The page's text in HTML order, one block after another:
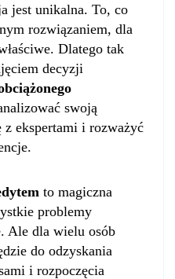
jest unikalna. To, co
rozwiązaniem, dla
Dlatego tak
decyzji
swoją
z ekspertami i rozważyć
to magiczna
problemy
Ale dla wielu osób
do odzyskania
i rozpoczęcia